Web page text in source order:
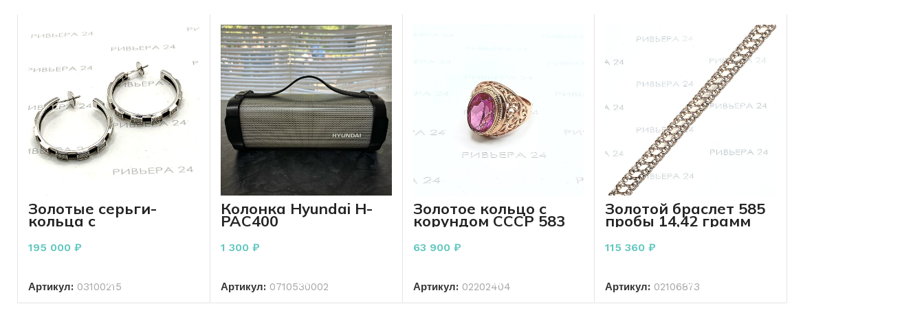
Золотые серьги-
кольца с
бриллиантами 750
пробы 2см
195 000 ₽
Артикул: 03100215
Колонка Hyundai H-
PAC400
1 300 ₽
Артикул: 0710530002
Золотое кольцо с
корундом СССР 583
пробы 8,52 грамм
18,5 р-р
63 900 ₽
Артикул: 02202404
Золотой браслет 585
пробы 14,42 грамм
17,5 см
115 360₽
Артикул: 02106873